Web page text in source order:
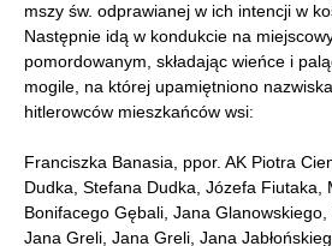
mszy św. odprawianej w ich intencji w
Następnie idą w kondukcie na
pomordowanym, składając wieńce i
mogile, na której upamiętniono
hitlerowców mieszkańców wsi:
Franciszka Banasia, ppor. AK Piotra
Dudka, Stefana Dudka, Józefa Fiutaka,
Bonifacego Gębali, Jana
Jana Greli, Jana Greli, Jana